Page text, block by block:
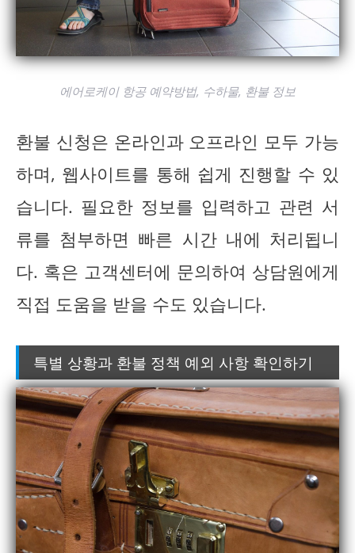
에어로케이 항공 예약방법, 수하물, 환불 정보
환불 신청은 온라인과 오프라인 모두 가능
하며, 웹사이트를 통해 쉽게 진행할 수 있
습니다. 필요한 정보를 입력하고 관련 서
류를 첨부하면 빠른 시간 내에 처리됩니
다. 혹은 고객센터에 문의하여 상담원에게
직접 도움을 받을 수도 있습니다.
특별 상황과 환불 정책 예외 사항 확인하기